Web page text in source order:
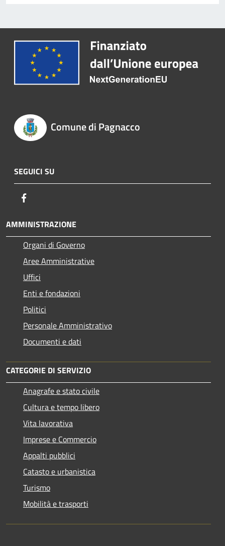
Comune di Pagnacco
SEGUICI SU
AMMINISTRAZIONE
Organi di Governo
Aree Amministrative
Uffici
Enti e fondazioni
Politici
Personale Amministrativo
Documenti e dati
CATEGORIE DI SERVIZIO
Anagrafe e stato civile
Cultura e tempo libero
Vita lavorativa
Imprese e Commercio
Appalti pubblici
Catasto e urbanistica
Turismo
Mobilità e trasporti